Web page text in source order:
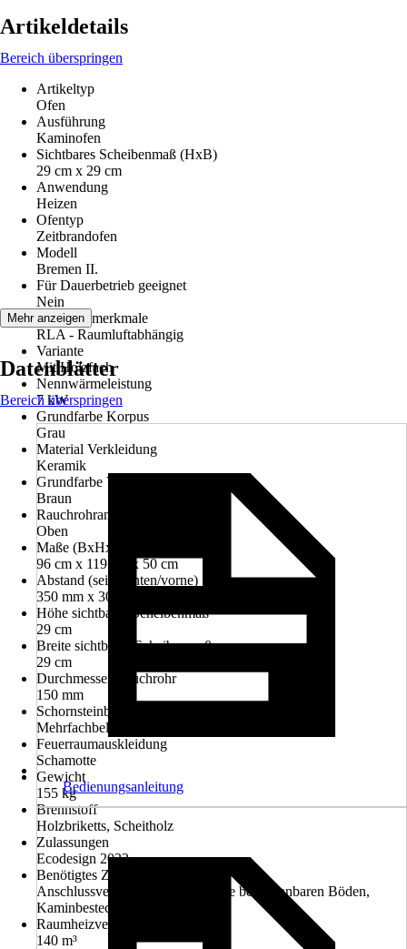
Artikeldetails
Bereich überspringen
Artikeltyp
Ofen
Ausführung
Kaminofen
Sichtbares Scheibenmaß (HxB)
29 cm x 29 cm
Anwendung
Heizen
Ofentyp
Zeitbrandofen
Modell
Bremen II.
Für Dauerbetrieb geeignet
Nein
Leistungsmerkmale
RLA - Raumluftabhängig
Variante
Mit Holzfach
Nennwärmeleistung
7 kW
Grundfarbe Korpus
Grau
Material Verkleidung
Keramik
Grundfarbe Verkleidung
Braun
Rauchrohranschluss
Oben
Maße (BxHxT)
96 cm x 119 cm x 50 cm
Abstand (seite/hinten/vorne)
350 mm x 300 mm x 800 mm
Höhe sichtbares Scheibenmaß
29 cm
Breite sichtbares Scheibenmaß
29 cm
Durchmesser Rauchrohr
150 mm
Schornsteinbelegung
Mehrfachbelegung
Feuerraumauskleidung
Schamotte
Gewicht
155 kg
Brennstoff
Holzbriketts, Scheitholz
Zulassungen
Ecodesign 2022
Benötigtes Zubehör
Anschlussverrohrung, Bodenplatte bei brennbaren Böden,
Kaminbesteck
Raumheizvermögen
140 m³
Mehr anzeigen
Datenblätter
Bereich überspringen
Bedienungsanleitung